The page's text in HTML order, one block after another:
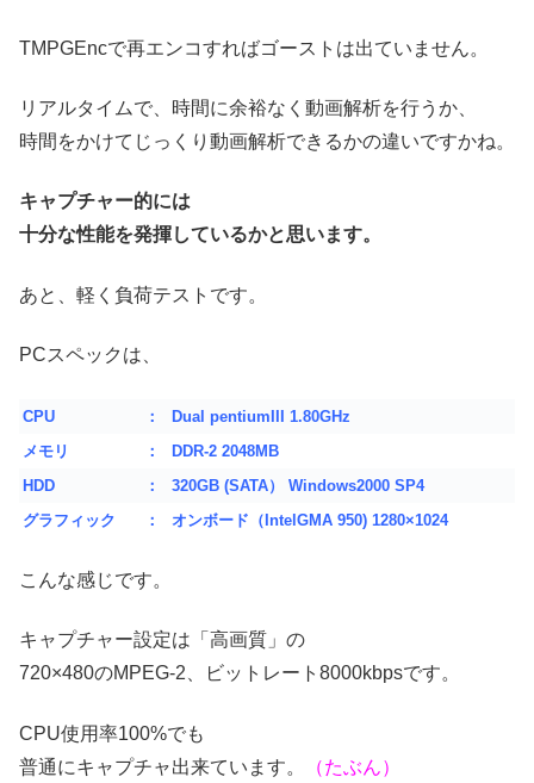
TMPGEncで再エンコすればゴーストは出ていません。
リアルタイムで、時間に余裕なく動画解析を行うか、
時間をかけてじっくり動画解析できるかの違いですかね。
キャプチャー的には
十分な性能を発揮しているかと思います。
あと、軽く負荷テストです。
PCスペックは、
CPU ：
Dual pentiumIII 1.80GHz
メモリ
：
DDR-2 2048MB
HDD
： 320GB (SATA） Windows2000 SP4
グラフィック
： オンボード（IntelGMA 950) 1280×1024
こんな感じです。
キャプチャー設定は「高画質」の
720×480のMPEG-2、ビットレート8000kbpsです。
CPU使用率100%でも
普通にキャプチャ出来ています。
（たぶん）